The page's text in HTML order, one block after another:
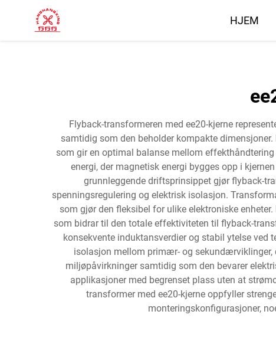
HJEM
Flyback-transformeren med ee20-kjerne
samtidig som den beholder kompakte
som gir en optimal balanse mellom
energi, der magnetisk energi bygges opp i
grunnleggende driftsprinsippet gjør flyback-
spenningsregulering og elektrisk isolasjon.
som gjør den fleksibel for ulike elektroniske
som bidrar til den totale effektiviteten til flyback-
konsekvente induktansverdier og stabil ytelse ved
isolasjon mellom primær- og sekundærviklinger,
miljøpåvirkninger samtidig som den bevarer
applikasjoner med begrenset plass uten at
transformer med ee20-kjerne oppfyller
monteringskonfigurasjoner,